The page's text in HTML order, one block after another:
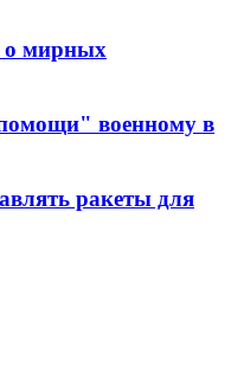
о мирных
военному в
ракеты для